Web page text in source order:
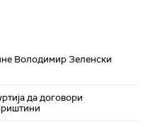
Володимир Зеленски
да договори